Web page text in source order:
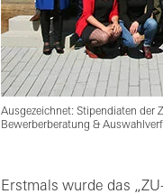
Ausgezeichnet: Stipendiaten der
Bewerberberatung &
Erstmals wurde das